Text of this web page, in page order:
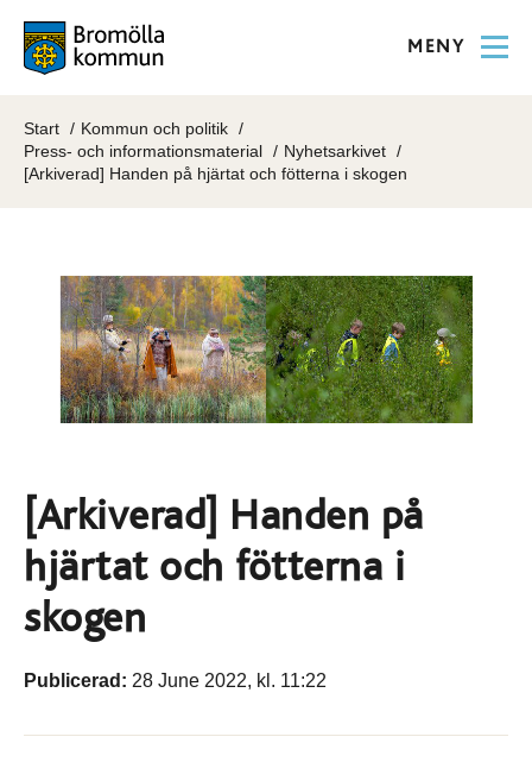
MENY
Start
Kommun och politik
Press- och informationsmaterial
Nyhetsarkivet
[Arkiverad] Handen på hjärtat och fötterna i skogen
[Arkiverad] Handen på
hjärtat och fötterna i
skogen
Publicerad: 28 June 2022, kl. 11:22